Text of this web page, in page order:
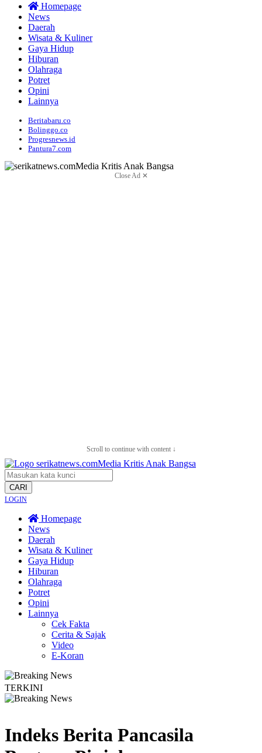
Homepage
News
Daerah
Wisata & Kuliner
Gaya Hidup
Hiburan
Olahraga
Potret
Opini
Lainnya
Beritabaru.co
Bolinggo.co
Progresnews.id
Pantura7.com
Close Ad ✕
Scroll to continue with content ↓
CARI
LOGIN
Homepage
News
Daerah
Wisata & Kuliner
Gaya Hidup
Hiburan
Olahraga
Potret
Opini
Lainnya
Cek Fakta
Cerita & Sajak
Video
E-Koran
TERKINI
Indeks Berita Pancasila